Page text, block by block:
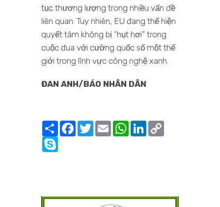
tục thương lượng trong nhiều vấn đề
liên quan. Tuy nhiên, EU đang thể hiện
quyết tâm không bị “hụt hơi” trong
cuộc đua với cường quốc số một thế
giới trong lĩnh vực công nghệ xanh.
ĐAN ANH/BÁO NHÂN DÂN
ShareFacebook
TwitterEmail WhatsApp
LinkedIn